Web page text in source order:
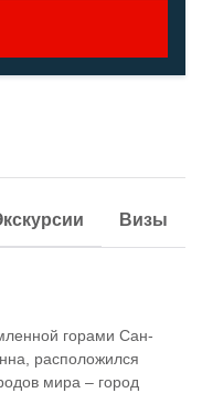
Визы
горами Сан-
расположился
мира – город